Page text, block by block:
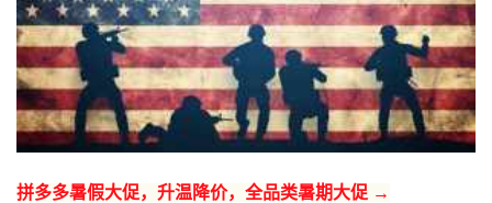
拼多多暑假大促，升温降价，全品类暑期大促 →